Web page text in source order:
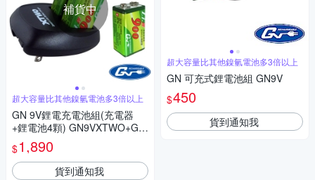
補貨中
超大容量比其他鎳氫電池多3倍以上
GN 9V鋰電充電池組(充電器
+鋰電池4顆) GN9VXTWO+GN
9V x3
$1,890
貨到通知我
超大容量比其他鎳氫電池多3倍以上
GN 可充式鋰電池組 GN9V
$450
貨到通知我